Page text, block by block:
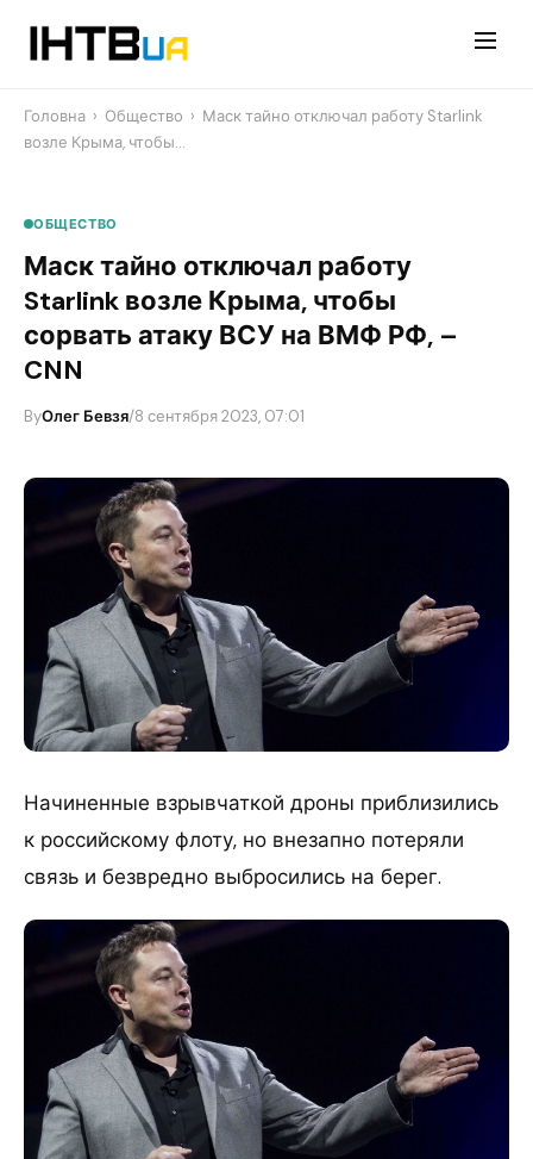
Головна › Общество › Маск тайно отключал работу Starlink
возле Крыма, чтобы…
ОБЩЕСТВО
Маск тайно отключал работу
Starlink возле Крыма, чтобы
сорвать атаку ВСУ на ВМФ РФ, –
CNN
ByОлег Бевзя/8 сентября 2023, 07:01
Начиненные взрывчаткой дроны приблизились
к российскому флоту, но внезапно потеряли
связь и безвредно выбросились на берег.